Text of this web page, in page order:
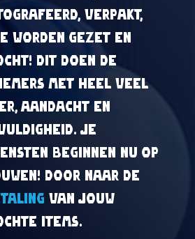
verpakt,
worden gezet en
Dit doen de
met heel veel
aandacht en
Je
beginnen nu op
Door naar de
van jouw
items.